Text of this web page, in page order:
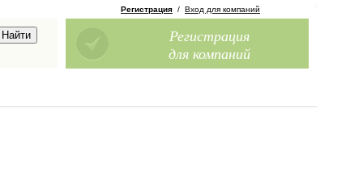
Регистрация / Вход для компаний
Регистрация
для компаний